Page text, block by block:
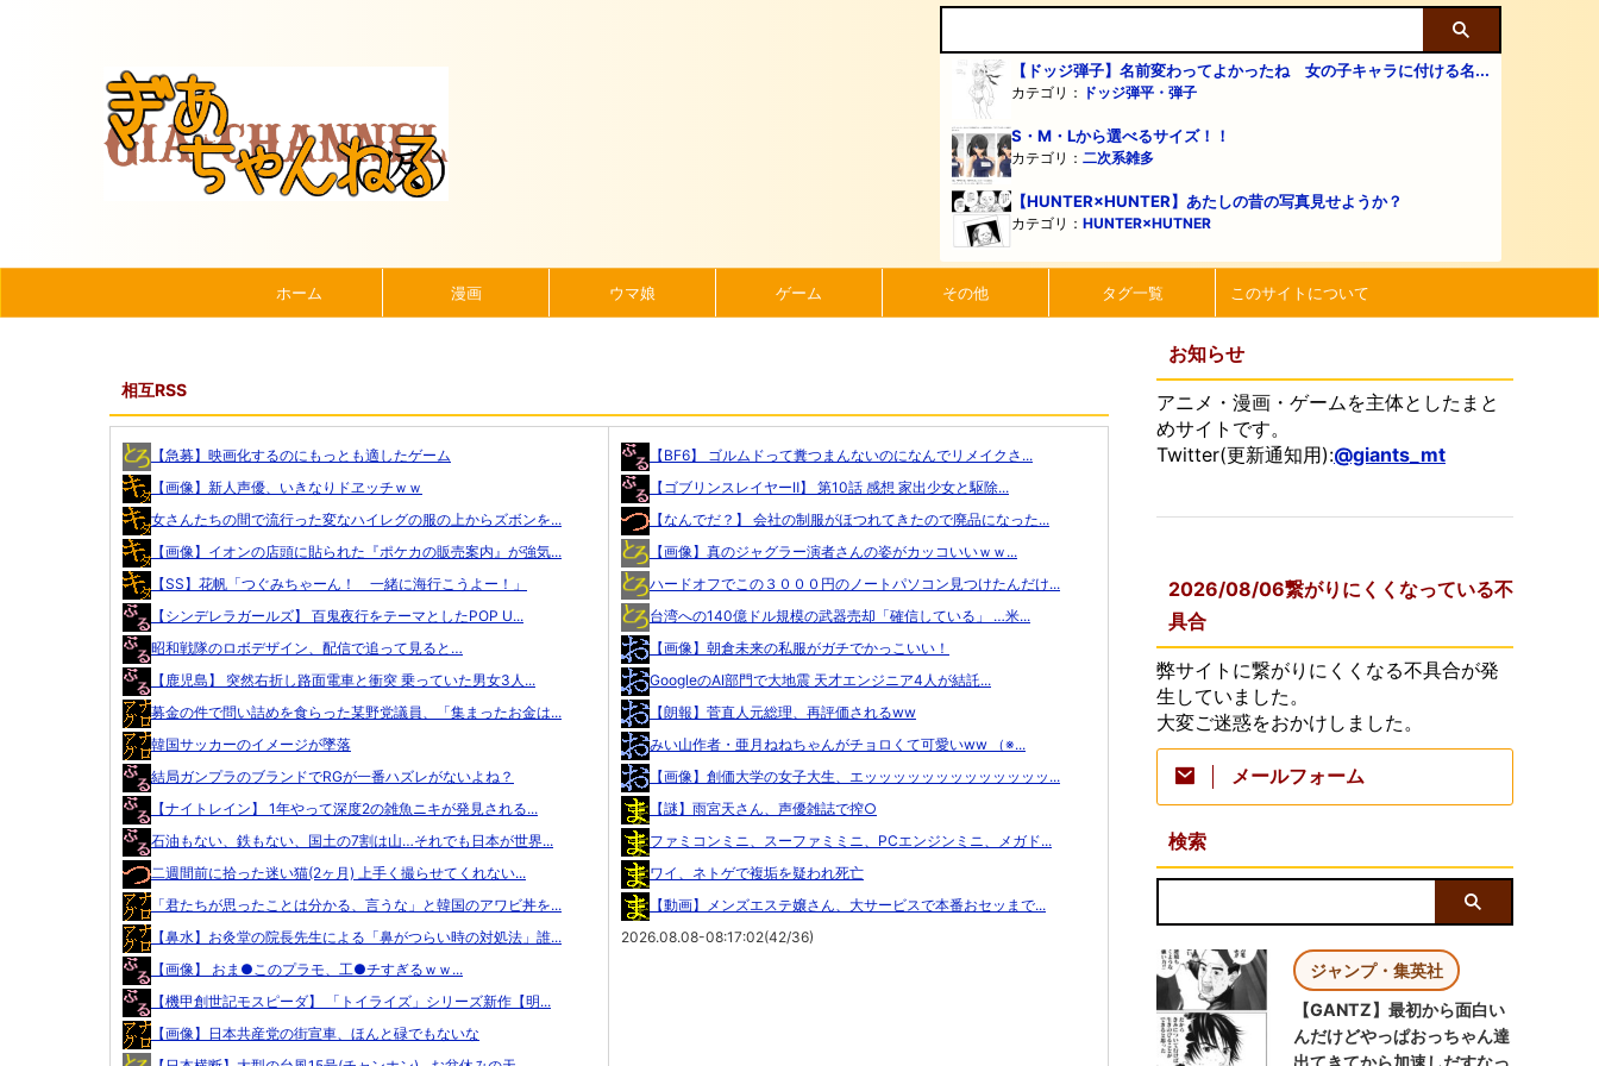
【ドッジ弾子】名前変わってよかったね 女の子キャラに付ける名...
カテゴリ： ドッジ弾平・弾子
S・M・Lから選べるサイズ！！
カテゴリ： 二次系雑多
【HUNTER×HUNTER】あたしの昔の写真見せようか？
カテゴリ： HUNTER×HUTNER
ホーム 漫画 ウマ娘 ゲーム その他 タグ一覧 このサイトについて
相互RSS
【急募】映画化するのにもっとも適したゲーム
【画像】新人声優、いきなりドヱッチｗｗ
女さんたちの間で流行った変なハイレグの服の上からズボンを...
【画像】イオンの店頭に貼られた『ポケカの販売案内』が強気...
【SS】花帆「つぐみちゃーん！ 一緒に海行こうよー！」
【シンデレラガールズ】 百鬼夜行をテーマとしたPOP U...
昭和戦隊のロボデザイン、配信で追って見ると…
【鹿児島】 突然右折し路面電車と衝突 乗っていた男女3人...
募金の件で問い詰めを食らった某野党議員、「集まったお金は...
韓国サッカーのイメージが墜落
結局ガンプラのブランドでRGが一番ハズレがないよね？
【ナイトレイン】 1年やって深度2の雑魚ニキが発見される...
石油もない、鉄もない、国土の7割は山…それでも日本が世界...
二週間前に拾った迷い猫(2ヶ月) 上手く撮らせてくれない...
「君たちが思ったことは分かる、言うな」と韓国のアワビ丼を...
【鼻水】お灸堂の院長先生による「鼻がつらい時の対処法」誰...
【画像】 おま●このプラモ、工●チすぎるｗｗ...
【機甲創世記モスピーダ】 「トイライズ」シリーズ新作【明...
【画像】日本共産党の街宣車、ほんと碌でもないな
【BF6】 ゴルムドって糞つまんないのになんでリメイクさ...
【ゴブリンスレイヤーⅡ】 第10話 感想 家出少女と駆除...
【なんでだ？】 会社の制服がほつれてきたので廃品になった...
【画像】真のジャグラー演者さんの姿がカッコいいｗｗ...
ハードオフでこの３０００円のノートパソコン見つけたんだけ...
台湾への140億ドル規模の武器売却「確信している」 …米...
【画像】朝倉未来の私服がガチでかっこいい！
GoogleのAI部門で大地震 天才エンジニア4人が結託...
【朗報】菅直人元総理、再評価されるww
みい山作者・亜月ねねちゃんがチョロくて可愛いww （※...
【画像】創価大学の女子大生、エッッッッッッッッッッッッッ...
【謎】雨宮天さん、声優雑誌で搾○
ファミコンミニ、スーファミミニ、PCエンジンミニ、メガド...
ワイ、ネトゲで複垢を疑われ死亡
【動画】メンズエステ嬢さん、大サービスで本番おセッまで...
2026.08.08-08:17:02(42/36)
お知らせ
アニメ・漫画・ゲームを主体としたまと
めサイトです。
Twitter(更新通知用):@giants_mt
2026/08/06繋がりにくくなっている不
具合
弊サイトに繋がりにくくなる不具合が発
生していました。
大変ご迷惑をおかけしました。
メールフォーム
検索
ジャンプ・集英社
【GANTZ】最初から面白い
んだけどやっぱおっちゃん達
出てきてから加速しだすなっ